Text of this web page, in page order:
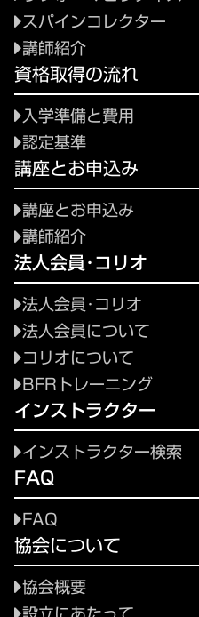
スパインコレクター
講師紹介
資格取得の流れ
入学準備と費用
認定基準
講座とお申込み
講座とお申込み
講師紹介
法人会員･コリオ
法人会員･コリオ
法人会員について
コリオについて
BFRトレーニング
インストラクター
インストラクター検索
FAQ
FAQ
協会について
協会概要